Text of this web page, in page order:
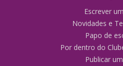
Escrever
Novidades e
Papo de
Por dentro do
Publicar